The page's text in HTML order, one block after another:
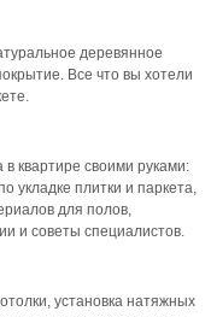
деревянное
Все что вы хотели
в квартире своими руками:
укладке плитки и паркета,
для полов,
и советы специалистов.
установка натяжных